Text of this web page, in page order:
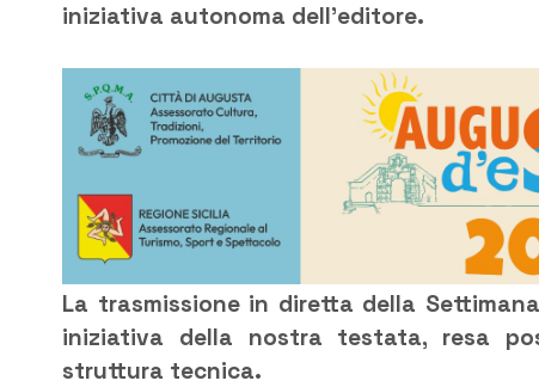
iniziativa autonoma dell’editore.
La trasmissione in diretta della
iniziativa della nostra testata, resa
struttura tecnica.